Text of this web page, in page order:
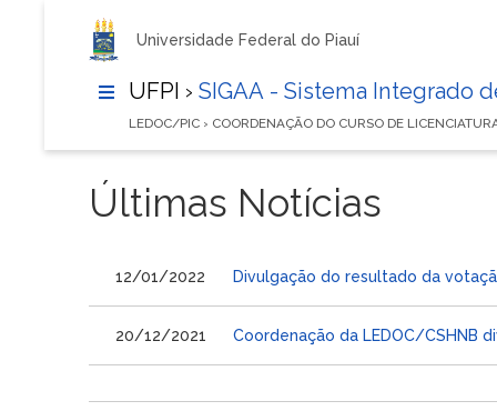
Universidade Federal do Piauí
UFPI › SIGAA - Sistema Integrado
LEDOC/PIC › COORDENAÇÃO DO CURSO DE
Últimas Notícias
12/01/2022 Divulgação do resultado da
20/12/2021 Coordenação da LEDOC/CSHNB